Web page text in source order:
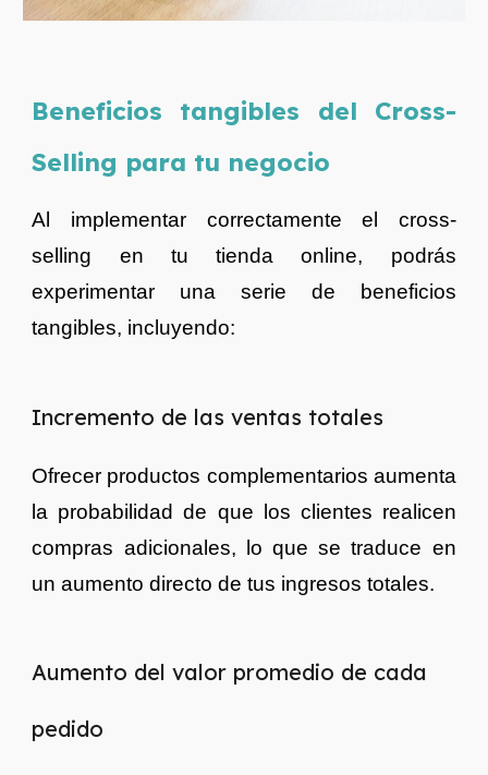
Beneficios tangibles del Cross-
Selling para tu negocio
Al implementar correctamente el cross-
selling en tu tienda online, podrás
experimentar una serie de beneficios
tangibles, incluyendo:
Incremento de las ventas totales
Ofrecer productos complementarios aumenta
la probabilidad de que los clientes realicen
compras adicionales, lo que se traduce en
un aumento directo de tus ingresos totales.
Aumento del valor promedio de cada
pedido